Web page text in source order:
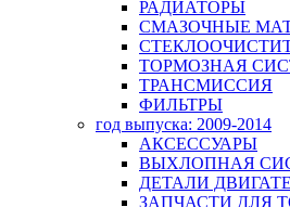
РАДИАТОРЫ
СМАЗОЧНЫЕ
ТОРМОЗНАЯ
ТРАНСМИССИЯ
ФИЛЬТРЫ
год выпуска: 2009-2014
АКСЕССУАРЫ
ВЫХЛОПНАЯ
ДЕТАЛИ
ЗАПЧАСТИ ДЛЯ